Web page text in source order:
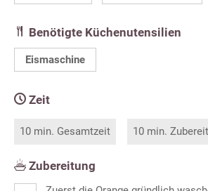
Benötigte Küchenutensilien
Eismaschine
Zeit
10 min. Gesamtzeit 10 min.
Zubereitung